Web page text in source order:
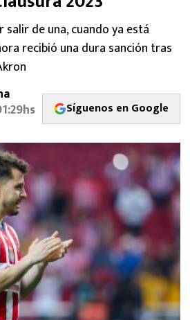
de una, cuando ya está
recibió una dura sanción tras
Síguenos en Google